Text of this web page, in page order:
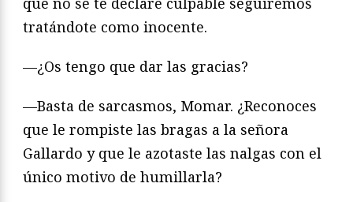
tratándote como inocente.
—¿Os tengo que dar las gracias?
—Basta de sarcasmos, Momar. ¿Reconoces
que le rompiste las bragas a la señora
Gallardo y que le azotaste las nalgas con el
único motivo de humillarla?